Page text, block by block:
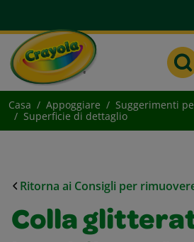
Casa Appoggiare
Suggerimenti
Superficie di dettaglio
Ritorna ai Consigli per
Colla